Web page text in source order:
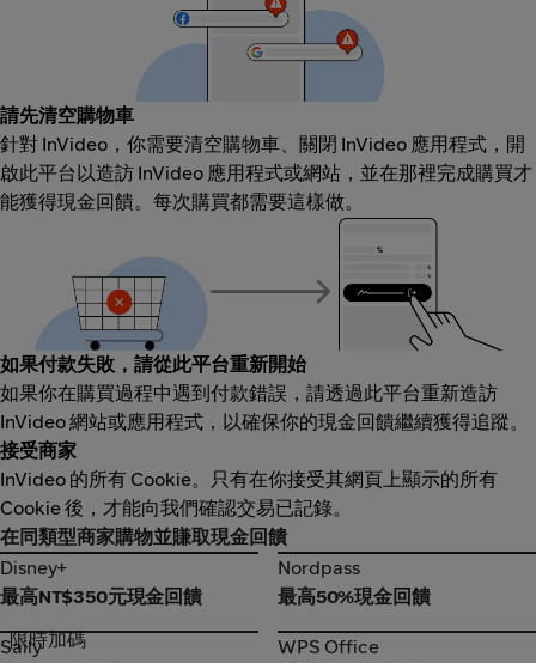
請先清空購物車
針對 InVideo，你需要清空購物車、關閉 InVideo 應用程式，開
啟此平台以造訪 InVideo 應用程式或網站，並在那裡完成購買才
能獲得現金回饋。每次購買都需要這樣做。
如果付款失敗，請從此平台重新開始
如果你在購買過程中遇到付款錯誤，請透過此平台重新造訪
InVideo 網站或應用程式，以確保你的現金回饋繼續獲得追蹤。
接受商家
InVideo 的所有 Cookie。只有在你接受其網頁上顯示的所有
Cookie 後，才能向我們確認交易已記錄。
在同類型商家購物並賺取現金回饋
Disney+
Disney+
最高NT$350元現金回饋
Nordpass
Nordpass
最高50%現金回饋
Saily
限時加碼
Saily
WPS Office
WPS Office